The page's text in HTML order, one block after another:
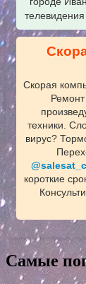
Скорая
техники.
вирус?
короткие
Самые